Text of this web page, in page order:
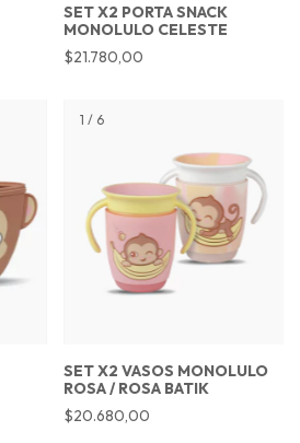
SET X2 PORTA SNACK
MONOLULO CELESTE
$21.780,00
1 / 6
SET X2 VASOS MONOLULO
ROSA / ROSA BATIK
$20.680,00